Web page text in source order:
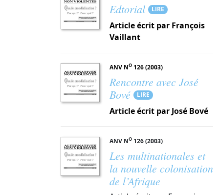
Edtorial LIRE
Article écrit par François
Vaillant
ANV NO 126 (2003)
Rencontre avec José
Bové
LIRE
Article écrit par José Bové
ANV NO 126 (2003)
Les multinationales et
la nouvelle colonisation
de l’Afrique